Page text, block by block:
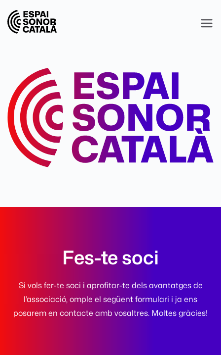
Fes-te soci
Si vols fer-te soci i aprofitar-te dels avantatges de
l’associació, omple el següent formulari i ja ens
posarem en contacte amb vosaltres. Moltes gràcies!